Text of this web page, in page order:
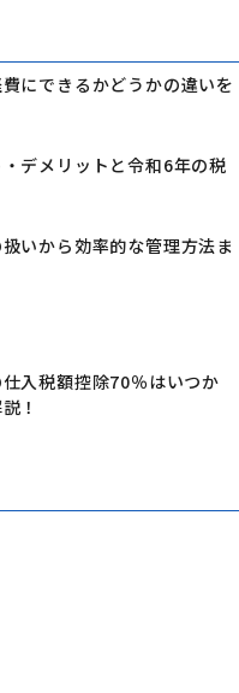
にできるかどうかの違いを
デメリットと令和6年の税
いから効率的な管理方法ま
入税額控除70％はいつか
！